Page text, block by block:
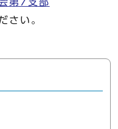
第7支部
さい。